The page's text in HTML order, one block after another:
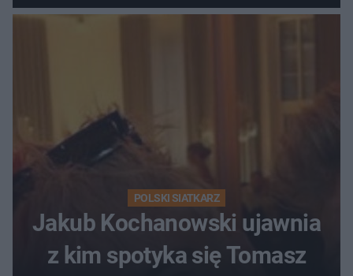
Ekstraklasy?
POLSKI SIATKARZ
Jakub Kochanowski ujawnia
z kim spotyka się Tomasz